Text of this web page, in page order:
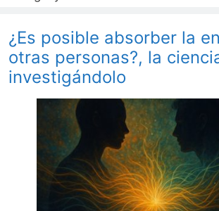
¿Es posible absorber la
otras personas?, la
investigándolo